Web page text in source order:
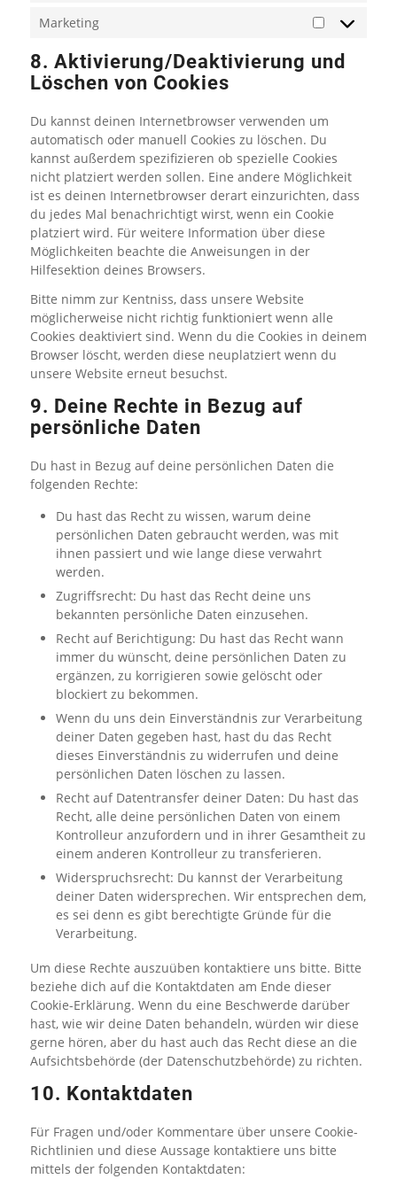
Marketing
8. Aktivierung/Deaktivierung und
Löschen von Cookies
Du kannst deinen Internetbrowser verwenden um
automatisch oder manuell Cookies zu löschen. Du
kannst außerdem spezifizieren ob spezielle Cookies
nicht platziert werden sollen. Eine andere Möglichkeit
ist es deinen Internetbrowser derart einzurichten, dass
du jedes Mal benachrichtigt wirst, wenn ein Cookie
platziert wird. Für weitere Information über diese
Möglichkeiten beachte die Anweisungen in der
Hilfesektion deines Browsers.
Bitte nimm zur Kentniss, dass unsere Website
möglicherweise nicht richtig funktioniert wenn alle
Cookies deaktiviert sind. Wenn du die Cookies in deinem
Browser löscht, werden diese neuplatziert wenn du
unsere Website erneut besuchst.
9. Deine Rechte in Bezug auf
persönliche Daten
Du hast in Bezug auf deine persönlichen Daten die
folgenden Rechte:
Du hast das Recht zu wissen, warum deine
persönlichen Daten gebraucht werden, was mit
ihnen passiert und wie lange diese verwahrt
werden.
Zugriffsrecht: Du hast das Recht deine uns
bekannten persönliche Daten einzusehen.
Recht auf Berichtigung: Du hast das Recht wann
immer du wünscht, deine persönlichen Daten zu
ergänzen, zu korrigieren sowie gelöscht oder
blockiert zu bekommen.
Wenn du uns dein Einverständnis zur Verarbeitung
deiner Daten gegeben hast, hast du das Recht
dieses Einverständnis zu widerrufen und deine
persönlichen Daten löschen zu lassen.
Recht auf Datentransfer deiner Daten: Du hast das
Recht, alle deine persönlichen Daten von einem
Kontrolleur anzufordern und in ihrer Gesamtheit zu
einem anderen Kontrolleur zu transferieren.
Widerspruchsrecht: Du kannst der Verarbeitung
deiner Daten widersprechen. Wir entsprechen dem,
es sei denn es gibt berechtigte Gründe für die
Verarbeitung.
Um diese Rechte auszuüben kontaktiere uns bitte. Bitte
beziehe dich auf die Kontaktdaten am Ende dieser
Cookie-Erklärung. Wenn du eine Beschwerde darüber
hast, wie wir deine Daten behandeln, würden wir diese
gerne hören, aber du hast auch das Recht diese an die
Aufsichtsbehörde (der Datenschutzbehörde) zu richten.
10. Kontaktdaten
Für Fragen und/oder Kommentare über unsere Cookie-
Richtlinien und diese Aussage kontaktiere uns bitte
mittels der folgenden Kontaktdaten: